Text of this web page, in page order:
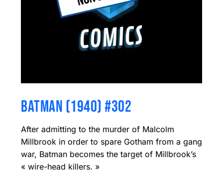
BATMAN (1940) #302
After admitting to the murder of Malcolm
Millbrook in order to spare Gotham from a gang
war, Batman becomes the target of Millbrook’s
« wire-head killers. »